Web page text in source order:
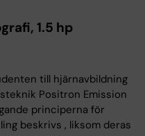
1.5 hp
till hjärnavbildning
Positron Emission
principerna för
beskrivs , liksom deras